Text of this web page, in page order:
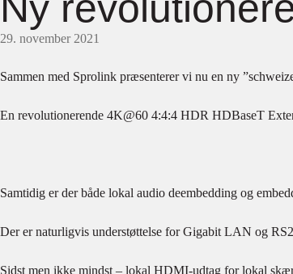
29. november 2021
Sammen med Sprolink præsenterer vi nu en ny
En revolutionerende 4K@60 4:4:4 HDR HDBaseT
Samtidig er der både lokal audio deembedding og
Der er naturligvis understøttelse for Gigabit LAN og
Sidst men ikke mindst – lokal HDMI-udtag for lokal